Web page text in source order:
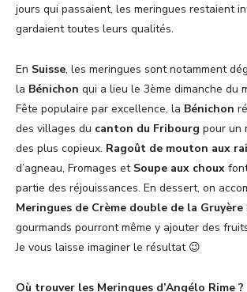
jours qui passaient, les meringues restaient
gardaient toutes leurs qualités.
En Suisse, les meringues sont notamment
la Bénichon qui a lieu le 3ème dimanche du
Fête populaire par excellence, la Bénichon
des villages du canton du Fribourg pour un
des plus copieux. Ragoût de mouton aux
d’agneau, Fromages et Soupe aux choux
partie des réjouissances. En dessert, on
Meringues de Crème double de la Gruyère
gourmands pourront même y ajouter des
Je vous laisse imaginer le résultat 😉
Où trouver les Meringues d’Angélo Rime ?